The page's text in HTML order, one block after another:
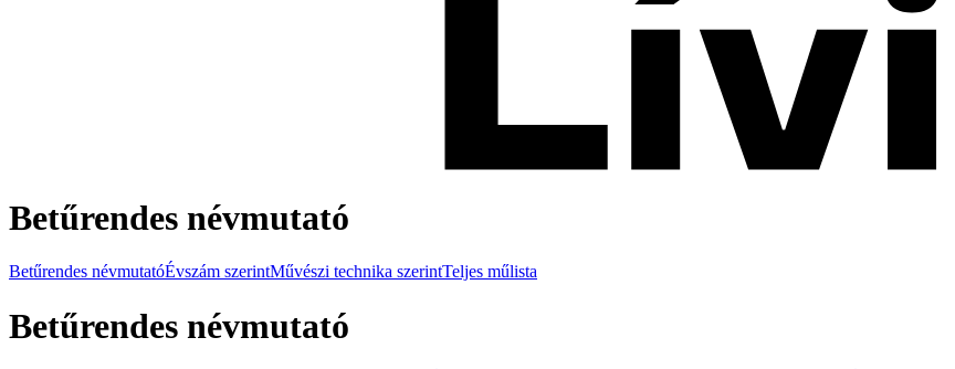
Betűrendes névmutató
Betűrendes névmutatóÉvszám szerintMűvészi technika szerintTeljes műlista
Betűrendes névmutató